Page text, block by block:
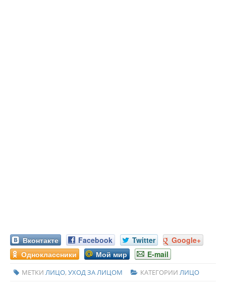
Вконтакте Facebook Twitter
Google+
Одноклассники
Мой мир E-mail
МЕТКИ ЛИЦО, УХОД ЗА ЛИЦОМ КАТЕГОРИИ ЛИЦО